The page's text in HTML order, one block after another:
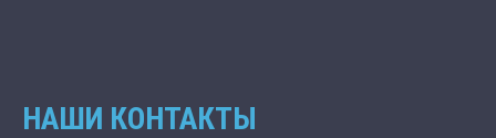
НАШИ КОНТАКТЫ